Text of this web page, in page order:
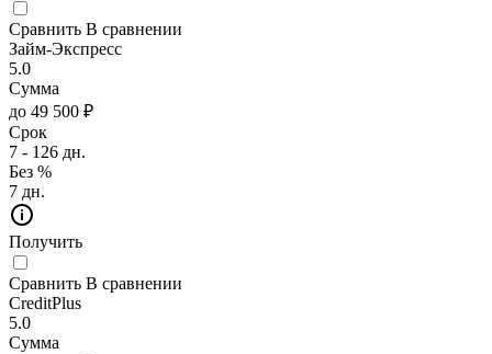
Сравнить В сравнении
Займ-Экспресс
5.0
Сумма
до 49 500 ₽
Срок
7 - 126 дн.
Без %
7 дн.
Получить
Сравнить В сравнении
CreditPlus
5.0
Сумма